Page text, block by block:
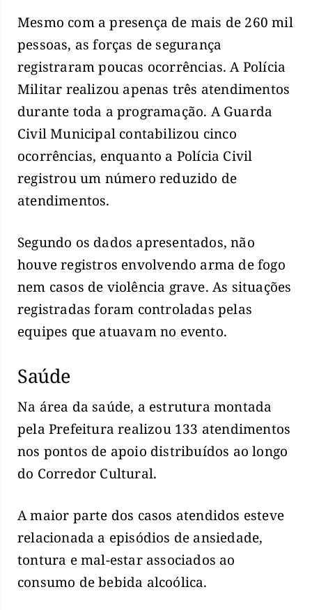
Mesmo com a presença de mais de 260 mil
pessoas, as forças de segurança
registraram poucas ocorrências. A Polícia
Militar realizou apenas três atendimentos
durante toda a programação. A Guarda
Civil Municipal contabilizou cinco
ocorrências, enquanto a Polícia Civil
registrou um número reduzido de
atendimentos.
Segundo os dados apresentados, não
houve registros envolvendo arma de fogo
nem casos de violência grave. As situações
registradas foram controladas pelas
equipes que atuavam no evento.
Saúde
Na área da saúde, a estrutura montada
pela Prefeitura realizou 133 atendimentos
nos pontos de apoio distribuídos ao longo
do Corredor Cultural.
A maior parte dos casos atendidos esteve
relacionada a episódios de ansiedade,
tontura e mal-estar associados ao
consumo de bebida alcoólica.